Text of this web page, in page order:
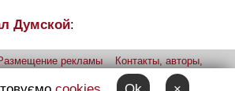
Думской:
рекламы
Контакты, авторы,
iPhone